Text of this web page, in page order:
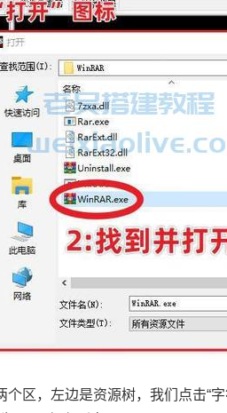
区，左边是资源树，我们点击“